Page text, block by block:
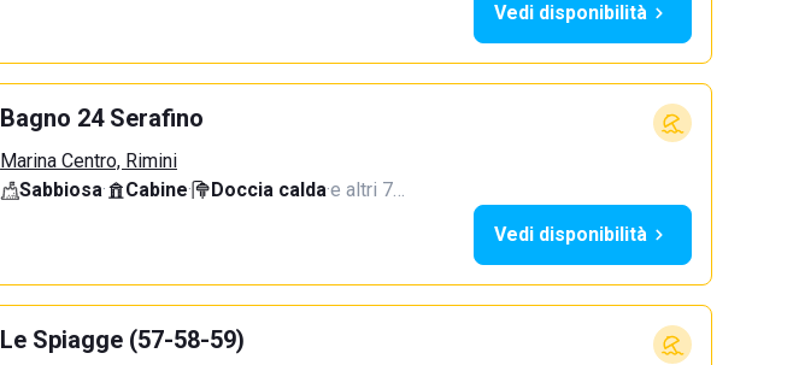
Vedi disponibilità
Bagno 24 Serafino
Marina Centro, Rimini
Sabbiosa· Cabine· Doccia calda·e altri 7…
Vedi disponibilità
Le Spiagge (57-58-59)